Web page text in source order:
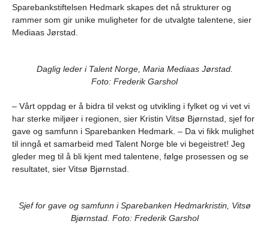
Sparebankstiftelsen Hedmark skapes det nå strukturer og
rammer som gir unike muligheter for de utvalgte talentene, sier
Mediaas Jørstad.
Daglig leder i Talent Norge, Maria Mediaas Jørstad.
Foto: Frederik Garshol
– Vårt oppdag er å bidra til vekst og utvikling i fylket og vi vet vi
har sterke miljøer i regionen, sier Kristin Vitsø Bjørnstad, sjef for
gave og samfunn i Sparebanken Hedmark. – Da vi fikk mulighet
til inngå et samarbeid med Talent Norge ble vi begeistret! Jeg
gleder meg til å bli kjent med talentene, følge prosessen og se
resultatet, sier Vitsø Bjørnstad.
Sjef for gave og samfunn i Sparebanken Hedmarkristin, Vitsø
Bjørnstad. Foto: Frederik Garshol